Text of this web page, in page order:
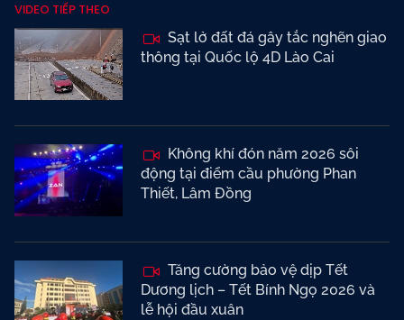
VIDEO TIẾP THEO
Sạt lở đất đá gây tắc nghẽn giao
thông tại Quốc lộ 4D Lào Cai
Không khí đón năm 2026 sôi
động tại điểm cầu phường Phan
Thiết, Lâm Đồng
Tăng cường bảo vệ dịp Tết
Dương lịch – Tết Bính Ngọ 2026 và
lễ hội đầu xuân